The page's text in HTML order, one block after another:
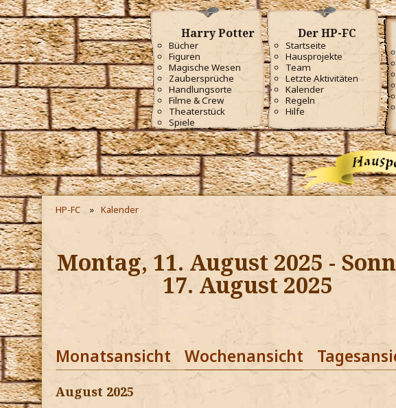
Harry Potter
Bücher
Figuren
Magische Wesen
Zaubersprüche
Handlungsorte
Filme & Crew
Theaterstück
Spiele
Der HP-FC
Startseite
Hausprojekte
Team
Letzte Aktivitäten
Kalender
Regeln
Hilfe
HP-FC Kalender
Montag, 11. August 2025 -
17. August 2025
Monatsansicht Wochenansicht
August 2025